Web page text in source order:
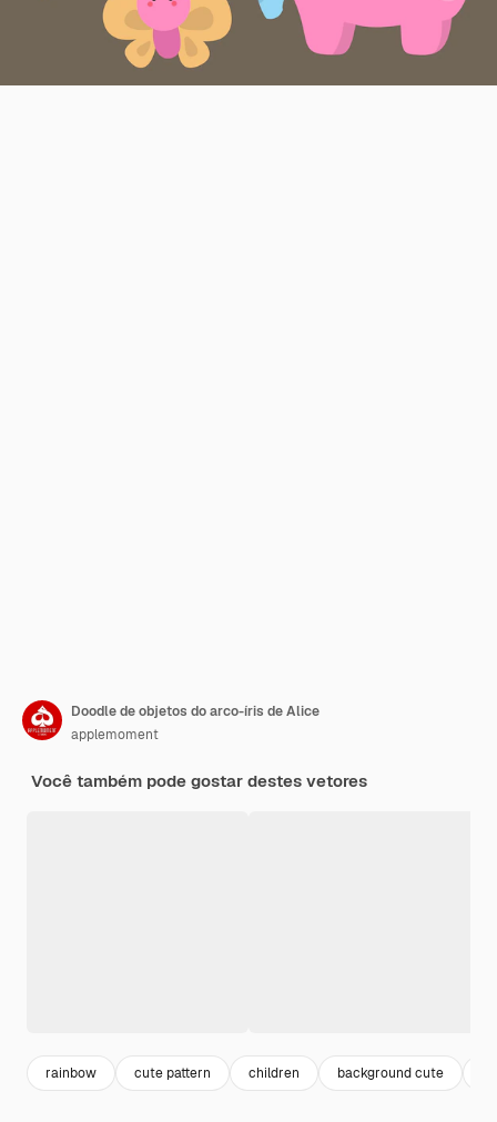
Doodle de objetos do arco-íris de Alice
applemoment
Você também pode gostar destes vetores
rainbow cute pattern children background cute